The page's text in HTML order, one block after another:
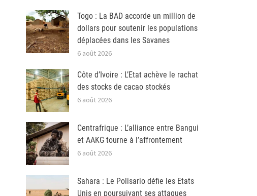
Togo : La BAD accorde un million de
dollars pour soutenir les populations
déplacées dans les Savanes
6 août 2026
Côte d’Ivoire : L’Etat achève le rachat
des stocks de cacao stockés
6 août 2026
Centrafrique : L’alliance entre Bangui
et AAKG tourne à l’affrontement
6 août 2026
Sahara : Le Polisario défie les Etats
Unis en poursuivant ses attaques